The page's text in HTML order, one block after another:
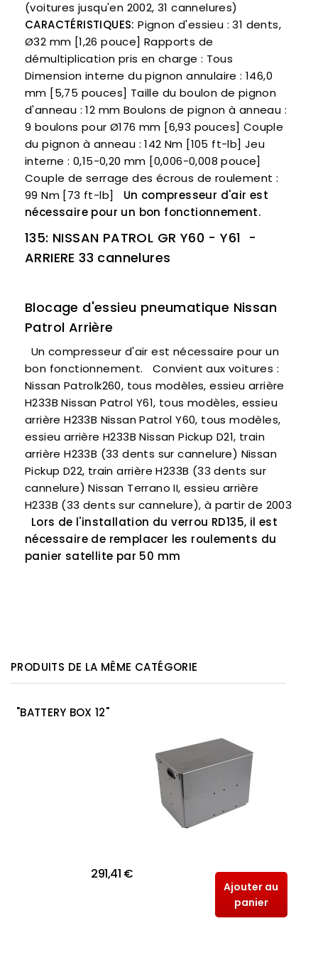
(voitures jusqu'en 2002, 31 cannelures)
CARACTÉRISTIQUES: Pignon d'essieu : 31 dents,
Ø32 mm [1,26 pouce] Rapports de
démultiplication pris en charge : Tous
Dimension interne du pignon annulaire : 146,0
mm [5,75 pouces] Taille du boulon de pignon
d'anneau : 12 mm Boulons de pignon à anneau :
9 boulons pour Ø176 mm [6,93 pouces] Couple
du pignon à anneau : 142 Nm [105 ft-lb] Jeu
interne : 0,15-0,20 mm [0,006-0,008 pouce]
Couple de serrage des écrous de roulement :
99 Nm [73 ft-lb] Un compresseur d'air est
nécessaire pour un bon fonctionnement.
135: NISSAN PATROL GR Y60 - Y61 -
ARRIERE 33 cannelures
Blocage d'essieu pneumatique Nissan
Patrol Arrière
Un compresseur d'air est nécessaire pour un
bon fonctionnement. Convient aux voitures :
Nissan Patrolk260, tous modèles, essieu arrière
H233B Nissan Patrol Y61, tous modèles, essieu
arrière H233B Nissan Patrol Y60, tous modèles,
essieu arrière H233B Nissan Pickup D21, train
arrière H233B (33 dents sur cannelure) Nissan
Pickup D22, train arrière H233B (33 dents sur
cannelure) Nissan Terrano II, essieu arrière
H233B (33 dents sur cannelure), à ​​partir de 2003
Lors de l'installation du verrou RD135, il est
nécessaire de remplacer les roulements du
panier satellite par 50 mm
PRODUITS DE LA MÊME CATÉGORIE
"BATTERY BOX 12"
291,41 €
Ajouter au
panier